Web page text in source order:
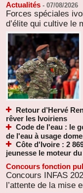
Actualités - 07/08/2026
Forces spéciales
d’élite qui cultive le
Retour d’Hervé
rêver les Ivoiriens
Code de l'eau : le
de l'eau à usage
Côte d'Ivoire : 2
jeunesse le moteur
Concours fonction
Concours INFAS
l’attente de la mise